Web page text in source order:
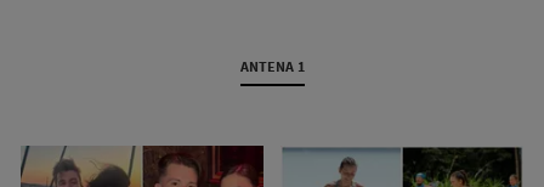
ANTENA 1